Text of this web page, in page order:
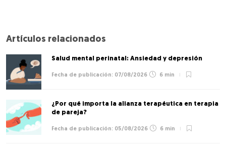
Artículos relacionados
Salud mental perinatal: Ansiedad y depresión
07/08/2026 6 min
¿Por qué importa la alianza terapéutica en terapia
de pareja?
05/08/2026 6 min